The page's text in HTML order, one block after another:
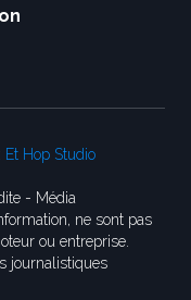
Et Hop Studio
- Média
ne sont pas
ou entreprise.
journalistiques